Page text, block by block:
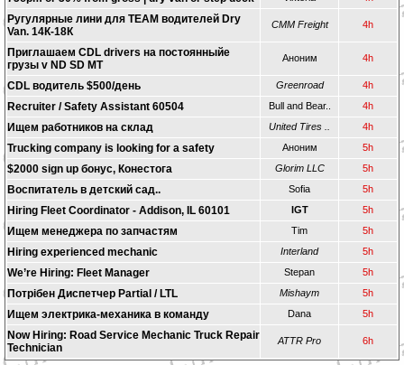
Ругулярные лини для TEAM водителей Dry
Van. 14К-18К
CMM Freight 4h
Приглашаем CDL drivers на постоянныйе
грузы v ND SD MT
Аноним 4h
CDL водитель $500/день Greenroad 4h
Recruiter / Safety Assistant 60504 Bull and Bear.. 4h
Ищем работников на склад United Tires .. 4h
Trucking company is looking for a safety Аноним 5h
$2000 sign up бонус, Конестога Glorim LLC 5h
Воспитатель в детский сад.. Sofia 5h
Hiring Fleet Coordinator - Addison, IL 60101 IGT 5h
Ищем менеджера по запчастям Tim 5h
Hiring experienced mechanic Interland 5h
We’re Hiring: Fleet Manager Stepan 5h
Потрібен Диспетчер Partial / LTL Mishaym 5h
Ищем электрика-механика в команду Dana 5h
Now Hiring: Road Service Mechanic Truck Repair
Technician
ATTR Pro 6h